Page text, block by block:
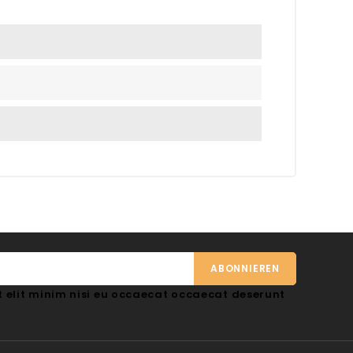
minim nisi eu occaecat occaecat deserunt